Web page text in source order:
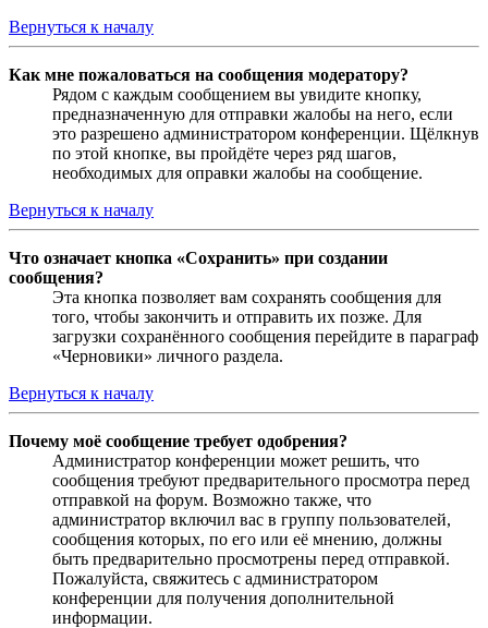
Вернуться к началу
Как мне пожаловаться на сообщения модератору?
Рядом с каждым сообщением вы увидите кнопку,
предназначенную для отправки жалобы на него, если
это разрешено администратором конференции. Щёлкнув
по этой кнопке, вы пройдёте через ряд шагов,
необходимых для оправки жалобы на сообщение.
Вернуться к началу
Что означает кнопка «Сохранить» при создании
сообщения?
Эта кнопка позволяет вам сохранять сообщения для
того, чтобы закончить и отправить их позже. Для
загрузки сохранённого сообщения перейдите в параграф
«Черновики» личного раздела.
Вернуться к началу
Почему моё сообщение требует одобрения?
Администратор конференции может решить, что
сообщения требуют предварительного просмотра перед
отправкой на форум. Возможно также, что
администратор включил вас в группу пользователей,
сообщения которых, по его или её мнению, должны
быть предварительно просмотрены перед отправкой.
Пожалуйста, свяжитесь с администратором
конференции для получения дополнительной
информации.